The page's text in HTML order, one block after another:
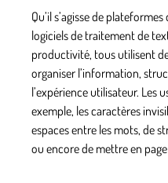
Qu’il s’agisse de
logiciels de traitement de
productivité, tous utilisent
organiser l’information,
l’expérience utilisateur. Les
exemple, les caractères
espaces entre les mots, de
ou encore de mettre en